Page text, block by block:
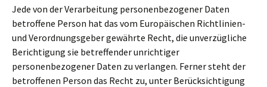
Jede von der Verarbeitung personenbezogener Daten
betroffene Person hat das vom Europäischen Richtlinien-
und Verordnungsgeber gewährte Recht, die unverzügliche
Berichtigung sie betreffender unrichtiger
personenbezogener Daten zu verlangen. Ferner steht der
betroffenen Person das Recht zu, unter Berücksichtigung